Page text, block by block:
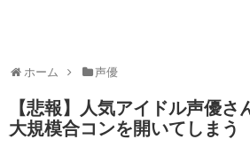
ホーム 声優
【悲報】人気アイドル声優さ
大規模合コンを開いてしまう